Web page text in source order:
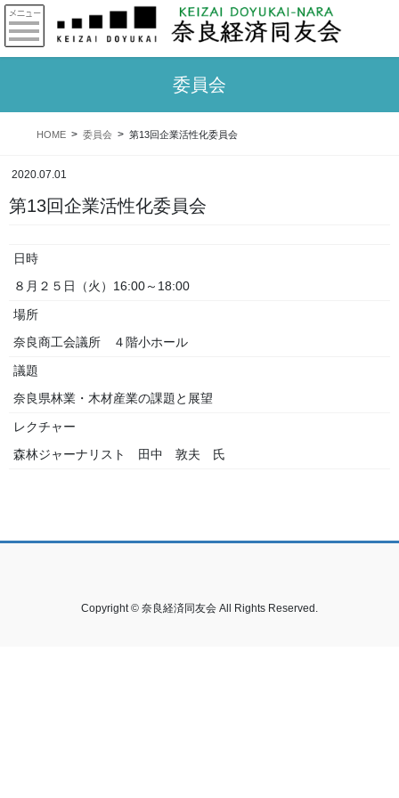
委員会
HOME 委員会 第13回企業活性化委員会
2020.07.01
第13回企業活性化委員会
日時
８月２５日（火）16:00～18:00
場所
奈良商工会議所 ４階小ホール
議題
奈良県林業・木材産業の課題と展望
レクチャー
森林ジャーナリスト
田中 敦夫 氏
Copyright © 奈良経済同友会 All Rights Reserved.